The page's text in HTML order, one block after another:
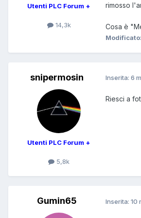
Utenti PLC Forum +
14,3k
rimosso
Cosa è
Modificato:
snipermosin
Utenti PLC Forum +
5,8k
Inserita: 6
Riesci a
Gumin65 Inserita: 10